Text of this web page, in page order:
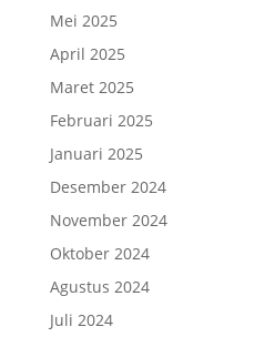
Mei 2025
April 2025
Maret 2025
Februari 2025
Januari 2025
Desember 2024
November 2024
Oktober 2024
Agustus 2024
Juli 2024